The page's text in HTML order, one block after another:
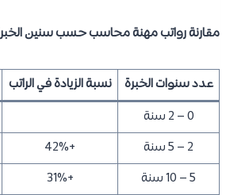
مقارنة رواتب مهنة محاسب حسب سنين
عدد سنوات الخبرة نسبة الزيادة في الراتب
0 – 2 سنة
2 – 5 سنة
+42%
5 – 10 سنة
+31%